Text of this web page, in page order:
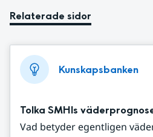
Relaterade sidor
Kunskapsbanken
Tolka SMHIs
Vad betyder egentligen